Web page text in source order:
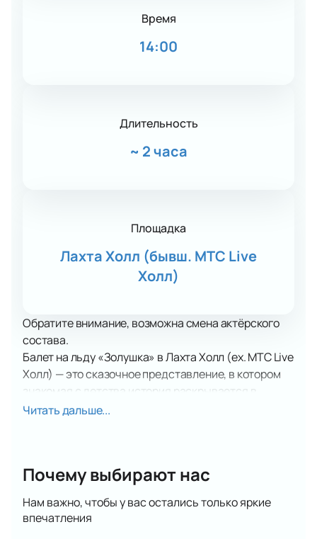
Время
14:00
Длительность
~ 2 часа
Площадка
Лахта Холл (бывш. МТС Live
Холл)
Обратите внимание, возможна смена актёрского
состава.
Балет на льду «Золушка» в Лахта Холл (ex. МТС Live
Холл) — это сказочное представление, в котором
знакомая с детства история раскрывается в
необычном и зрелищном формате. Хрустальные
праздника с первых минут спектакля.
девушке оживает благодаря изящному сочетанию
балета и фигурного катания. Через плавные
Читать дальше...
Почему выбирают нас
Нам важно, чтобы у вас остались только яркие
впечатления